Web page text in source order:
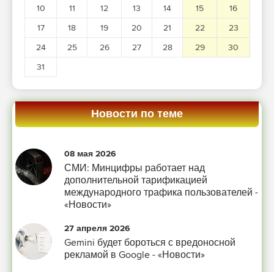
10
11 12 13 14 15
16
17
18 19 20 21 22
23
24
25 26 27 28 29
30
31
Новости по теме
08 мая 2026
СМИ: Минцифры работает над
дополнительной тарификацией
международного трафика пользователей -
«Новости»
27 апреля 2026
Gemini будет бороться с вредоносной
рекламой в Google - «Новости»